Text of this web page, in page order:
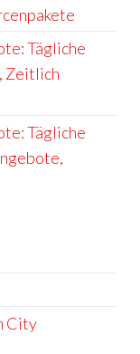
Tägliche
Zeitlich
Tägliche
City